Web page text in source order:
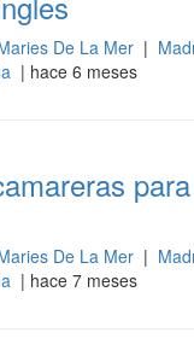
De La Mer |
| hace 6 meses
De La Mer |
| hace 7 meses